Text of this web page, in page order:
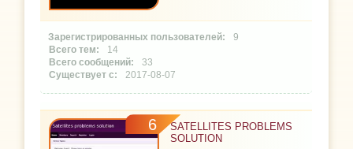
9
14
33
2017-08-07
6
SATELLITES PROBLEMS
SOLUTION